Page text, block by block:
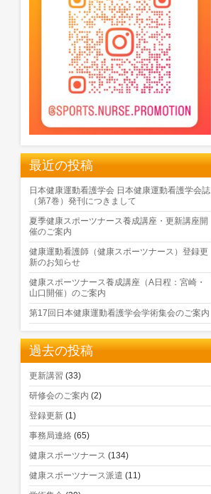
最近の投稿
日本健康運動看護学会 日本健康運動看護学会誌
（第7巻）発刊につきまして
夏季健康スポーツナース養成講座・更新講座開
催のご案内
健康運動看護師（健康スポーツナース）登録更
新のお知らせ
健康スポーツナース養成講座（A日程：宮崎・
山口開催）のご案内
第17回日本健康運動看護学会学術集会のご案内
過去の投稿
更新講習 (33)
研修会のご案内 (2)
登録更新 (1)
事務局連絡 (65)
健康スポーツナース (134)
健康スポーツナース派遣 (11)